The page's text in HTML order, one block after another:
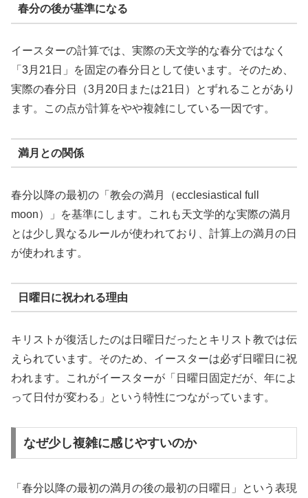
春分の後が基準になる
イースターの計算では、実際の天文学的な春分ではなく
「3月21日」を固定の春分日として使います。そのため、
実際の春分日（3月20日または21日）とずれることがあり
ます。この点が計算をやや複雑にしている一因です。
満月との関係
春分以降の最初の「教会の満月（ecclesiastical full
moon）」を基準にします。これも天文学的な実際の満月
とは少し異なるルールが使われており、計算上の満月の日
が使われます。
日曜日に祝われる理由
キリストが復活したのは日曜日だったとキリスト教では伝
えられています。そのため、イースターは必ず日曜日に祝
われます。これがイースターが「日曜日固定だが、年によ
って日付が変わる」という特性につながっています。
なぜ少し複雑に感じやすいのか
「春分以降の最初の満月の後の最初の日曜日」という表現